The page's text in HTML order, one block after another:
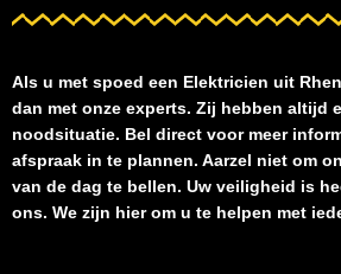
Als u met spoed een Elektricien uit
dan met onze experts. Zij hebben altijd
noodsituatie. Bel direct voor meer
afspraak in te plannen. Aarzel niet om
van de dag te bellen. Uw veiligheid is
ons. We zijn hier om u te helpen met